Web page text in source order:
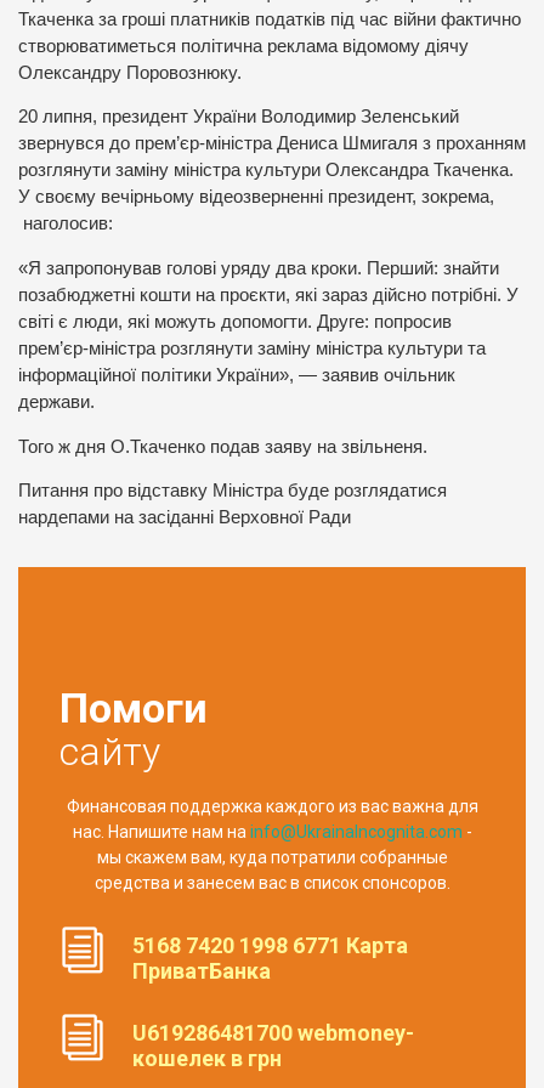
Ткаченка за гроші платників податків під час війни фактично
створюватиметься політична реклама відомому діячу
Олександру Поровознюку.
20 липня, президент України Володимир Зеленський
звернувся до прем’єр-міністра Дениса Шмигаля з проханням
розглянути заміну міністра культури Олександра Ткаченка.
У своєму вечірньому відеозверненні президент, зокрема,
наголосив:
«Я запропонував голові уряду два кроки. Перший: знайти
позабюджетні кошти на проєкти, які зараз дійсно потрібні. У
світі є люди, які можуть допомогти. Друге: попросив
прем’єр-міністра розглянути заміну міністра культури та
інформаційної політики України», — заявив очільник
держави.
Того ж дня О.Ткаченко подав заяву на звільненя.
Питання про відставку Міністра буде розглядатися
нардепами на засіданні Верховної Ради
Помоги
сайту
Финансовая поддержка каждого из вас важна для
нас. Напишите нам на info@UkrainaIncognita.com -
мы скажем вам, куда потратили собранные
средства и занесем вас в список спонсоров.
5168 7420 1998 6771 Карта
ПриватБанка
U619286481700 webmoney-
кошелек в грн